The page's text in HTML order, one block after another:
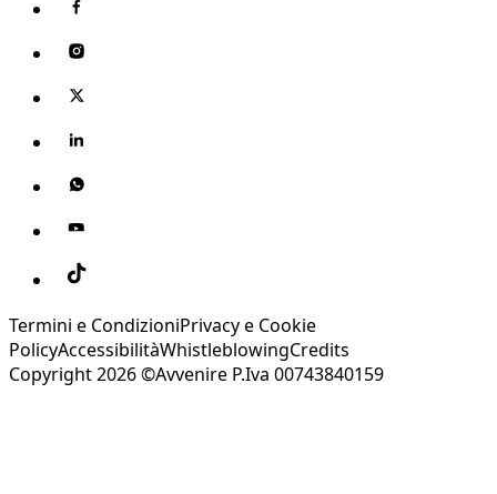
Termini e CondizioniPrivacy e Cookie
PolicyAccessibilitàWhistleblowingCredits
Copyright 2026 ©Avvenire P.Iva 00743840159